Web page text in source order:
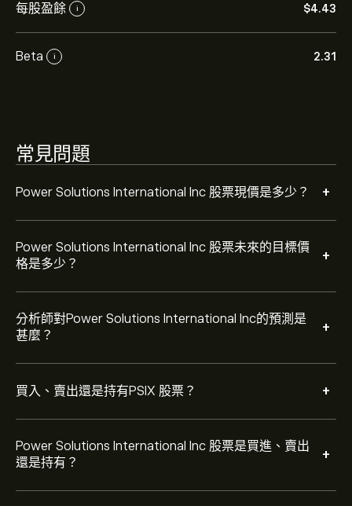
每股盈餘 i ‎$‎4.43
Beta i 2.31
常見問題
Power Solutions International Inc 股票現價是多少？ +
Power Solutions International Inc 股票未來的目標價
格是多少？
+
分析師對Power Solutions International Inc的預測是
甚麼？
+
Solutions International Inc的預測。查看最新預測以了解
未來價格走勢。
買入、賣出還是持有PSIX 股票？ +
Power Solutions International Inc 的市值是 ‎$‎761.13M 美
Power Solutions International Inc 股票是買進、賣出
還是持有？
+
為 適度買入。